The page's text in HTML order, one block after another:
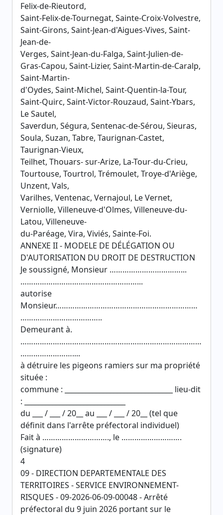
Felix-de-Rieutord,
Saint-Felix-de-Tournegat, Sainte-Croix-Volvestre,
Saint-Girons, Saint-Jean-d'Aigues-Vives, Saint-
Jean-de-
Verges, Saint-Jean-du-Falga, Saint-Julien-de-
Gras-Capou, Saint-Lizier, Saint-Martin-de-Caralp,
Saint-Martin-
d'Oydes, Saint-Michel, Saint-Quentin-la-Tour,
Saint-Quirc, Saint-Victor-Rouzaud, Saint-Ybars,
Le Sautel,
Saverdun, Ségura, Sentenac-de-Sérou, Sieuras,
Soula, Suzan, Tabre, Taurignan-Castet,
Taurignan-Vieux,
Teilhet, Thouars- sur-Arize, La-Tour-du-Crieu,
Tourtouse, Tourtrol, Trémoulet, Troye-d'Ariège,
Unzent, Vals,
Varilhes, Ventenac, Vernajoul, Le Vernet,
Verniolle, Villeneuve-d'Olmes, Villeneuve-du-
Latou, Villeneuve-
du-Paréage, Vira, Viviés, Sainte-Foi.
ANNEXE II - MODELE DE DÉLÉGATION OU
D'AUTORISATION DU DROIT DE DESTRUCTION
Je soussigné, Monsieur ……………………………...
………………………………………………...
autorise
Monsieur…………………………………………………………
………………………………..
Demeurant à.
…………………………………………………………………………
……………………....
à détruire les pigeons ramiers sur ma propriété
située :
commune : _______________________________ lieu-dit
: _____________________________
du ___ / ___ / 20__ au ___ / ___ / 20__ (tel que
définit dans l'arrête préfectoral individuel)
Fait à …………………………., le ……………………….
(signature)
4
09 - DIRECTION DEPARTEMENTALE DES
TERRITOIRES - SERVICE ENVIRONNEMENT-
RISQUES - 09-2026-06-09-00048 - Arrêté
préfectoral du 9 juin 2026 portant sur le